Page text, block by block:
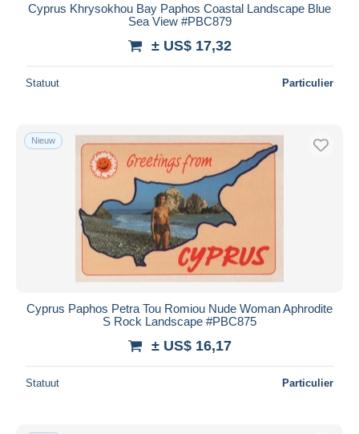
Cyprus Khrysokhou Bay Paphos Coastal Landscape Blue
Sea View #PBC879
± US$ 17,32
Statuut Particulier
Nieuw
Cyprus Paphos Petra Tou Romiou Nude Woman Aphrodite
S Rock Landscape #PBC875
± US$ 16,17
Statuut Particulier